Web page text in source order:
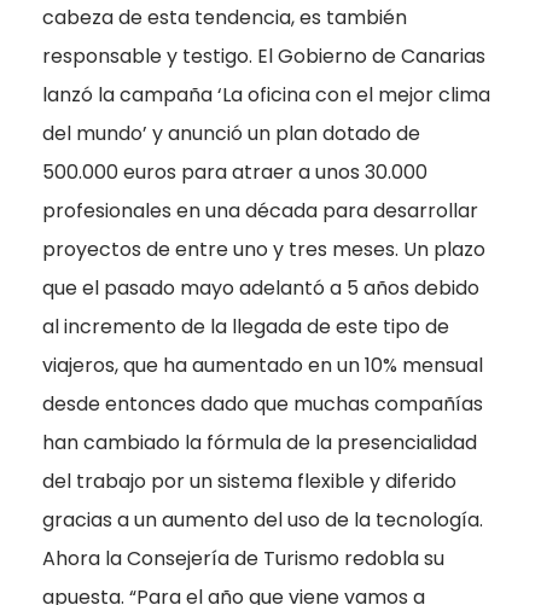
cabeza de esta tendencia, es también
responsable y testigo. El Gobierno de Canarias
lanzó la campaña ‘La oficina con el mejor clima
del mundo’ y anunció un plan dotado de
500.000 euros para atraer a unos 30.000
profesionales en una década para desarrollar
proyectos de entre uno y tres meses. Un plazo
que el pasado mayo adelantó a 5 años debido
al incremento de la llegada de este tipo de
viajeros, que ha aumentado en un 10% mensual
desde entonces dado que muchas compañías
han cambiado la fórmula de la presencialidad
del trabajo por un sistema flexible y diferido
gracias a un aumento del uso de la tecnología.
Ahora la Consejería de Turismo redobla su
apuesta. “Para el año que viene vamos a